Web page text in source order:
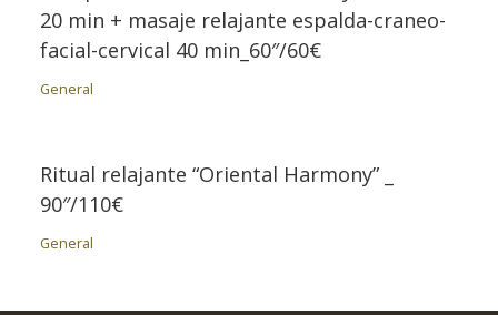
20 min + masaje relajante espalda-craneo-
facial-cervical 40 min_60″/60€
General
Ritual relajante “Oriental Harmony” _
90″/110€
General